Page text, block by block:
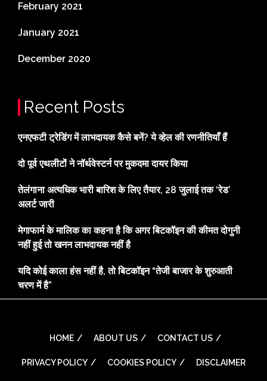
February 2021
January 2021
December 2020
Recent Posts
एनएफटी ट्रेडिंग में लाभदायक कैसे बनें? ये व्हेल की रणनीतियाँ हैं
दो पूर्व एथलीटों ने नॉर्थवेस्टर्न पर मुकदमा दायर किया
तेलंगाना अत्यधिक भारी बारिश के लिए तैयार, 28 जुलाई तक ‘रेड’
अलर्ट जारी
मेगाफार्म के मालिक का कहना है कि अगर बिटकॉइन की कीमत दोगुनी
नहीं हुई तो खनन लाभदायक नहीं है
यदि कोई काला हंस नहीं है, तो बिटकॉइन “तेजी बाजार के शुरुआती
चरण में है”
HOME ABOUT US CONTACT US
PRIVACY POLICY COOKIES POLICY DISCLAIMER